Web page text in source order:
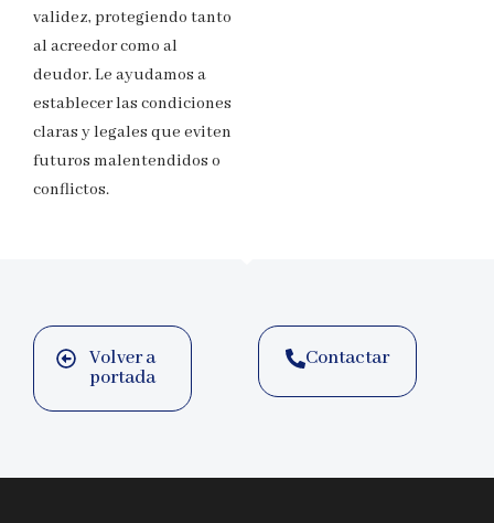
validez, protegiendo tanto
al acreedor como al
deudor. Le ayudamos a
establecer las condiciones
claras y legales que eviten
futuros malentendidos o
conflictos.
Volver a
portada
Contactar